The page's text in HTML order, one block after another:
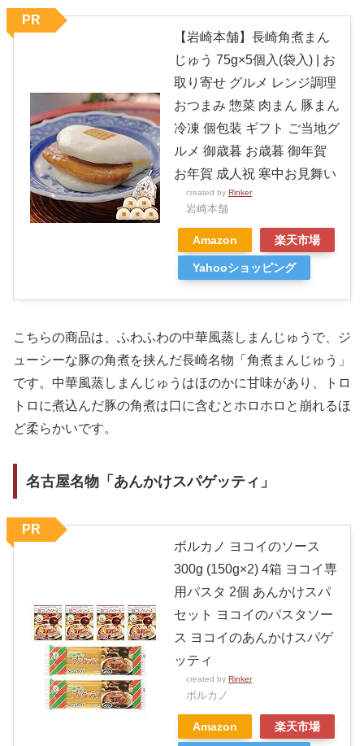
【岩崎本舗】長崎角煮まん
じゅう 75g×5個入(袋入) | お
取り寄せ グルメ レンジ調理
おつまみ 惣菜 肉まん 豚まん
冷凍 個包装 ギフト ご当地グ
ルメ 御歳暮 お歳暮 御年賀
お年賀 成人祝 寒中お見舞い
created by Rinker
岩崎本舗
Amazon 楽天市場
Yahooショッピング
PR
こちらの商品は、ふわふわの中華風蒸しまんじゅうで、ジ
ューシーな豚の角煮を挟んだ長崎名物「角煮まんじゅう」
です。中華風蒸しまんじゅうはほのかに甘味があり、トロ
トロに煮込んだ豚の角煮は口に含むとホロホロと崩れるほ
ど柔らかいです。
名古屋名物「あんかけスパゲッティ」
ボルカノ ヨコイのソース
300g (150g×2) 4箱 ヨコイ専
用パスタ 2個 あんかけスパ
セット ヨコイのパスタソー
ス ヨコイのあんかけスパゲ
ッティ
created by Rinker
ボルカノ
Amazon 楽天市場
PR